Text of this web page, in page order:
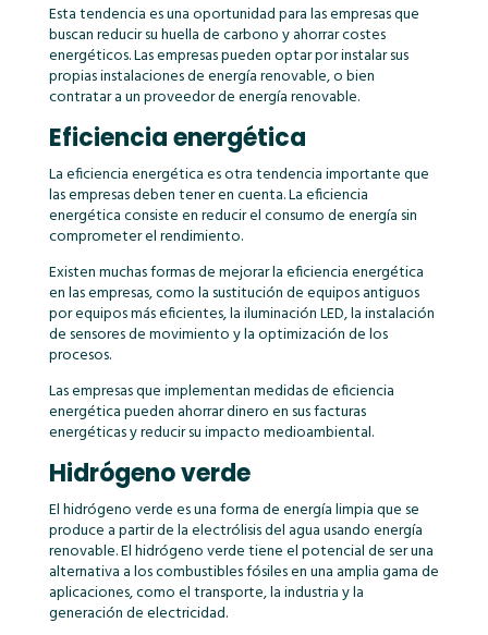
Esta tendencia es una oportunidad para las empresas que
buscan reducir su huella de carbono y ahorrar costes
energéticos. Las empresas pueden optar por instalar sus
propias instalaciones de energía renovable, o bien
contratar a un proveedor de energía renovable.
Eficiencia energética
La eficiencia energética es otra tendencia importante que
las empresas deben tener en cuenta. La eficiencia
energética consiste en reducir el consumo de energía sin
comprometer el rendimiento.
Existen muchas formas de mejorar la eficiencia energética
en las empresas, como la sustitución de equipos antiguos
por equipos más eficientes, la iluminación LED, la instalación
de sensores de movimiento y la optimización de los
procesos.
Las empresas que implementan medidas de eficiencia
energética pueden ahorrar dinero en sus facturas
energéticas y reducir su impacto medioambiental.
Hidrógeno verde
El hidrógeno verde es una forma de energía limpia que se
produce a partir de la electrólisis del agua usando energía
renovable. El hidrógeno verde tiene el potencial de ser una
alternativa a los combustibles fósiles en una amplia gama de
aplicaciones, como el transporte, la industria y la
generación de electricidad.